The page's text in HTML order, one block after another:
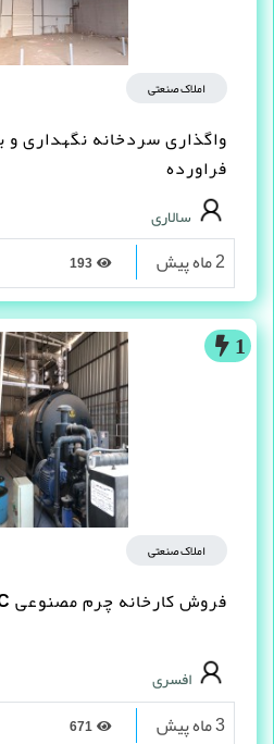
املاک صنعتی
واگذاری سردخانه نگهداری
فراورده
سالاری
2 ماه پیش
1
املاک صنعتی
فروش کارخانه چرم مصنوعى PVC در شیراز
افسری
3 ماه پیش